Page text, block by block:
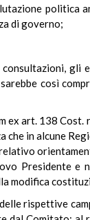
politica
di governo;
consultazioni,
così
ex art. 138
che in alcune
Presidente e
modifica
rispettive